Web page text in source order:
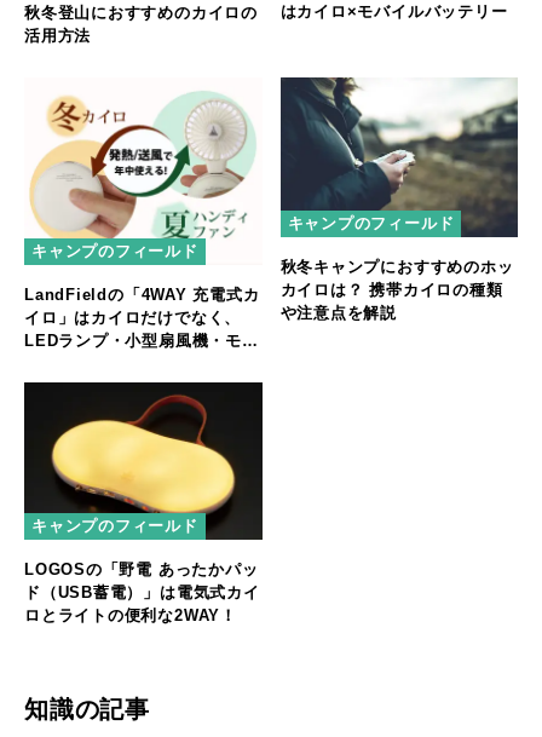
秋冬登山におすすめのカイロの
活用方法
はカイロ×モバイルバッテリー
キャンプのフィールド
LandFieldの「4WAY 充電式カ
イロ」はカイロだけでなく、
LEDランプ・小型扇風機・モバ
キャンプのフィールド
秋冬キャンプにおすすめのホッ
カイロは？ 携帯カイロの種類
や注意点を解説
キャンプのフィールド
LOGOSの「野電 あったかパッ
ド（USB蓄電）」は電気式カイ
ロとライトの便利な2WAY！
知識の記事